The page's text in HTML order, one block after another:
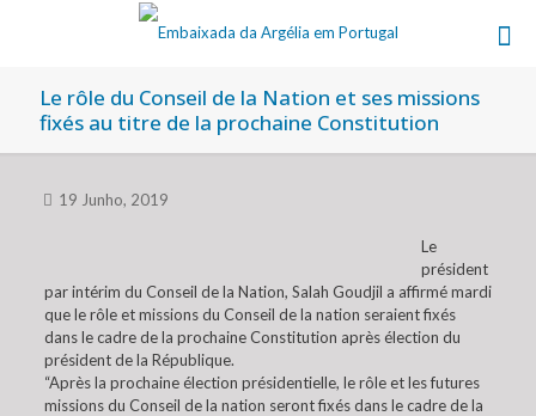
Le rôle du Conseil de la Nation et ses missions
fixés au titre de la prochaine Constitution
19 Junho, 2019
Le
président
par intérim du Conseil de la Nation, Salah Goudjil a affirmé mardi
que le rôle et missions du Conseil de la nation seraient fixés
dans le cadre de la prochaine Constitution après élection du
président de la République.
“Après la prochaine élection présidentielle, le rôle et les futures
missions du Conseil de la nation seront fixés dans le cadre de la